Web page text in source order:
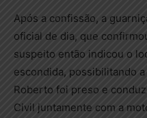
Após a confissão, a
oficial de dia, que
suspeito então indicou o
escondida, possibilitando
Roberto foi preso e
Civil juntamente com a